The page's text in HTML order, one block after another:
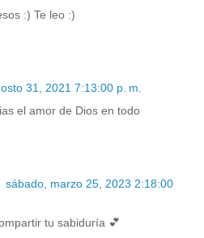
:) Te leo :)
31, 2021 7:13:00 p. m.
el amor de Dios en todo
sábado, marzo 25, 2023 2:18:00
tu sabiduría 💕